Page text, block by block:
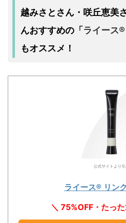
越みさとさん・咲丘恵美
んおすすめの 「 ライース
もオススメ！
公式サイトより引
ライース® リン
＼ 75%OFF・たっ